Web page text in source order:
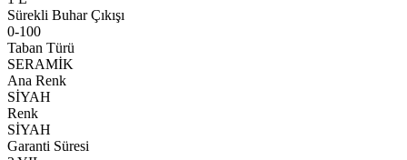
Sürekli Buhar Çıkışı
0-100
Taban Türü
SERAMİK
Ana Renk
SİYAH
Renk
SİYAH
Garanti Süresi